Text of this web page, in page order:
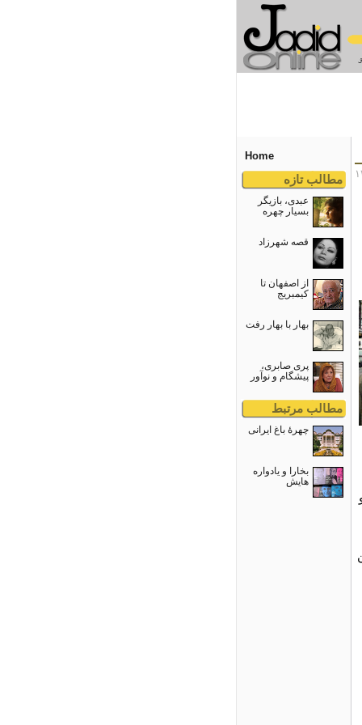
Home
مطالب تازه
عبدی، بازیگر
بسیار چهره
قصه شهرزاد
از اصفهان تا
کیمبریج
بهار با بهار رفت
پری صابری،
پیشگام و نوآور
مطالب مرتبط
چهرۀ باغ ایرانی
بخارا و یادواره
هایش